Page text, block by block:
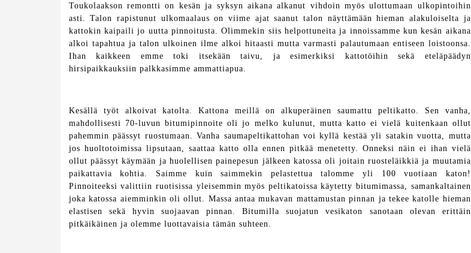
Toukolaakson remontti on kesän ja syksyn aikana alkanut vihdoin myös ulottumaan ulkopintoihin
asti. Talon rapistunut ulkomaalaus on viime ajat saanut talon näyttämään hieman alakuloiselta ja
kattokin kaipaili jo uutta pinnoitusta. Olimmekin siis helpottuneita ja innoissamme kun kesän aikana
alkoi tapahtua ja talon ulkoinen ilme alkoi hitaasti mutta varmasti palautumaan entiseen loistoonsa.
Ihan kaikkeen emme toki itsekään taivu, ja esimerkiksi kattotöihin sekä eteläpäädyn
hirsipaikkauksiin palkkasimme ammattiapua.
Kesällä työt alkoivat katolta. Kattona meillä on alkuperäinen saumattu peltikatto. Sen vanha,
mahdollisesti 70-luvun bitumipinnoite oli jo melko kulunut, mutta katto ei vielä kuitenkaan ollut
pahemmin päässyt ruostumaan. Vanha saumapeltikattohan voi kyllä kestää yli satakin vuotta, mutta
jos huoltotoimissa lipsutaan, saattaa katto olla ennen pitkää menetetty. Onneksi näin ei ihan vielä
ollut päässyt käymään ja huolellisen painepesun jälkeen katossa oli joitain ruosteläikkiä ja muutamia
paikattavia kohtia. Saimme kuin saimmekin pelastettua talomme yli 100 vuotiaan katon!
Pinnoiteeksi valittiin ruotisissa yleisemmin myös peltikatoissa käytetty bitumimassa, samankaltainen
joka katossa aiemminkin oli ollut. Massa antaa mukavan mattamustan pinnan ja tekee katolle hieman
elastisen sekä hyvin suojaavan pinnan. Bitumilla suojatun vesikaton sanotaan olevan erittäin
pitkäikäinen ja olemme luottavaisia tämän suhteen.